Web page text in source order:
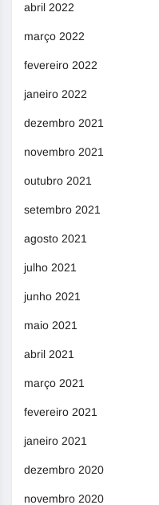
abril 2022
março 2022
fevereiro 2022
janeiro 2022
dezembro 2021
novembro 2021
outubro 2021
setembro 2021
agosto 2021
julho 2021
junho 2021
maio 2021
abril 2021
março 2021
fevereiro 2021
janeiro 2021
dezembro 2020
novembro 2020